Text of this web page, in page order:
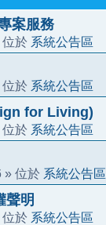
案服務
位於 系統公告區
位於 系統公告區
for Living)
位於 系統公告區
» 位於 系統公告區
聲明
位於 系統公告區